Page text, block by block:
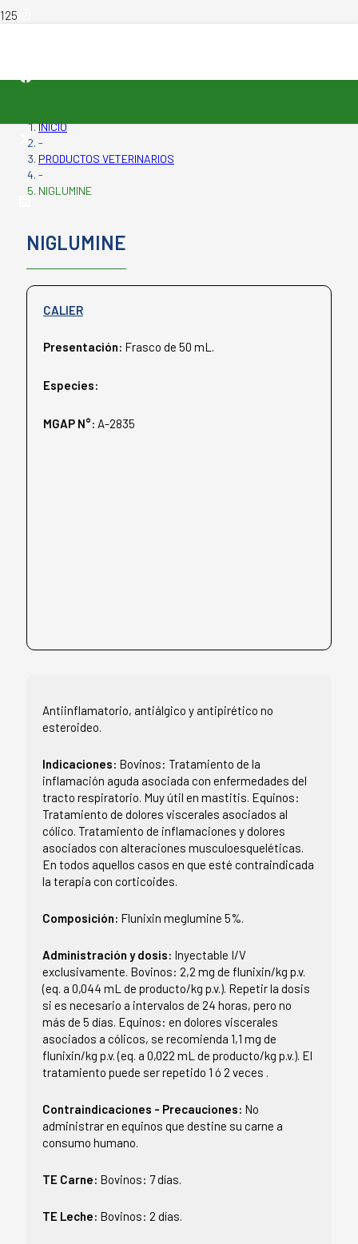
INICIO
-
PRODUCTOS VETERINARIOS
-
NIGLUMINE
NIGLUMINE
CALIER
Presentación: Frasco de 50 mL.
Especies:
MGAP N°: A-2835
Antiinflamatorio, antiálgico y antipirético no
esteroideo.
Indicaciones: Bovinos: Tratamiento de la
inflamación aguda asociada con enfermedades del
tracto respiratorio. Muy útil en mastitis. Equinos:
Tratamiento de dolores viscerales asociados al
cólico. Tratamiento de inflamaciones y dolores
asociados con alteraciones musculoesqueléticas.
En todos aquellos casos en que esté contraindicada
la terapia con corticoides.
Composición: Flunixin meglumine 5%.
Administración y dosis: Inyectable I/V
exclusivamente. Bovinos: 2,2 mg de flunixin/kg p.v.
(eq. a 0,044 mL de producto/kg p.v.). Repetir la dosis
si es necesario a intervalos de 24 horas, pero no
más de 5 días. Equinos: en dolores viscerales
asociados a cólicos, se recomienda 1,1 mg de
flunixin/kg p.v. (eq. a 0,022 mL de producto/kg p.v.). El
tratamiento puede ser repetido 1 ó 2 veces .
Contraindicaciones - Precauciones: No
administrar en equinos que destine su carne a
consumo humano.
TE Carne: Bovinos: 7 días.
TE Leche: Bovinos: 2 días.